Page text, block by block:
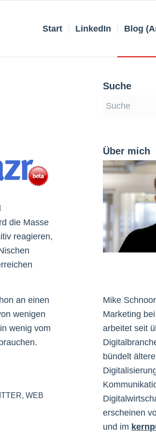
Start LinkedIn Blog
die Masse
reagieren,
an einen
wenigen
wenig vom
, WEB
Suche
Über mich
Mike
Marketing
arbeitet seit
bündelt
erscheinen
und im